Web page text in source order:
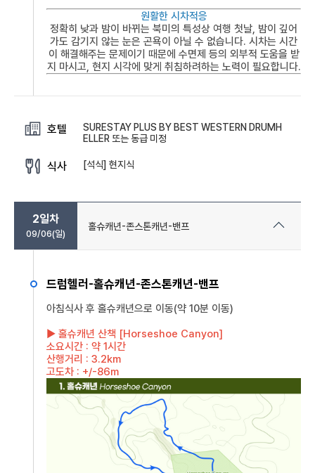
원활한 시차적응
정확히 낮과 밤이 바뀌는 북미의 특성상 여행 첫날, 밤이 깊어
가도 감기지 않는 눈은 곤욕이 아닐 수 없습니다. 시차는 시간
이 해결해주는 문제이기 때문에 수면제 등의 외부적 도움을 받
지 마시고, 현지 시각에 맞게 취침하려하는 노력이 필요합니다.
호텔
SURESTAY PLUS BY BEST WESTERN DRUMH
ELLER 또는 동급 미정
식사 [석식] 현지식
2일차
09/06(일)
홀슈캐년-존스톤캐년-밴프
드럼헬러-홀슈캐년-존스톤캐년-밴프
아침식사 후 홀슈캐년으로 이동(약 10분 이동)
▶ 홀슈캐년 산책 [Horseshoe Canyon]
소요시간 : 약 1시간
산행거리 : 3.2km
고도차 : +/-86m